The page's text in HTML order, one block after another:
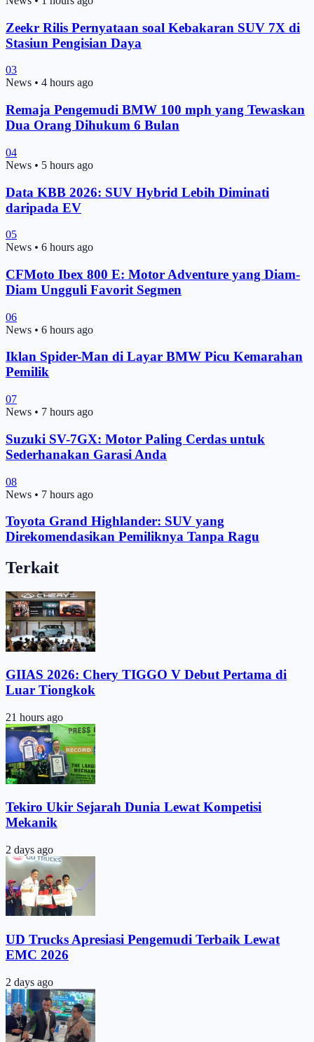
Zeekr Rilis Pernyataan soal Kebakaran SUV 7X di
Stasiun Pengisian Daya
03
News • 4 hours ago
Remaja Pengemudi BMW 100 mph yang Tewaskan
Dua Orang Dihukum 6 Bulan
04
News • 5 hours ago
Data KBB 2026: SUV Hybrid Lebih Diminati
daripada EV
05
News • 6 hours ago
CFMoto Ibex 800 E: Motor Adventure yang Diam-
Diam Ungguli Favorit Segmen
06
News • 6 hours ago
Iklan Spider-Man di Layar BMW Picu Kemarahan
Pemilik
07
News • 7 hours ago
Suzuki SV-7GX: Motor Paling Cerdas untuk
Sederhanakan Garasi Anda
08
News • 7 hours ago
Toyota Grand Highlander: SUV yang
Direkomendasikan Pemiliknya Tanpa Ragu
Terkait
GIIAS 2026: Chery TIGGO V Debut Pertama di
Luar Tiongkok
21 hours ago
Tekiro Ukir Sejarah Dunia Lewat Kompetisi
Mekanik
2 days ago
UD Trucks Apresiasi Pengemudi Terbaik Lewat
EMC 2026
2 days ago